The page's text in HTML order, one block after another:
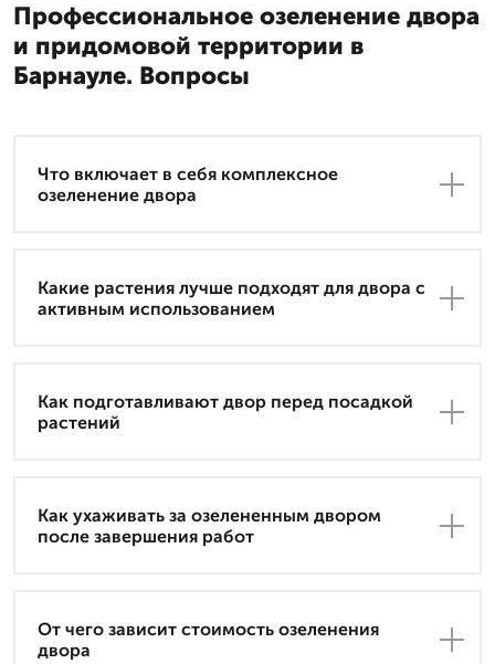
Профессиональное озеленение двора
и придомовой территории в
Барнауле. Вопросы
Что включает в себя комплексное
озеленение двора
Какие растения лучше подходят для двора с
активным использованием
Как подготавливают двор перед посадкой
растений
Как ухаживать за озелененным двором
после завершения работ
От чего зависит стоимость озеленения
двора